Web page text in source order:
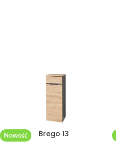
Brego 13
Nowość